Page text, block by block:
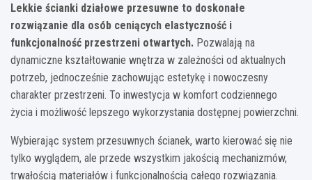
Lekkie ścianki działowe przesuwne to doskonałe
rozwiązanie dla osób ceniących elastyczność i
funkcjonalność przestrzeni otwartych. Pozwalają na
dynamiczne kształtowanie wnętrza w zależności od aktualnych
potrzeb, jednocześnie zachowując estetykę i nowoczesny
charakter przestrzeni. To inwestycja w komfort codziennego
życia i możliwość lepszego wykorzystania dostępnej powierzchni.
Wybierając system przesuwnych ścianek, warto kierować się nie
tylko wyglądem, ale przede wszystkim jakością mechanizmów,
trwałością materiałów i funkcjonalnością całego rozwiązania.